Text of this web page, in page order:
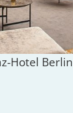
Hotel Berlin